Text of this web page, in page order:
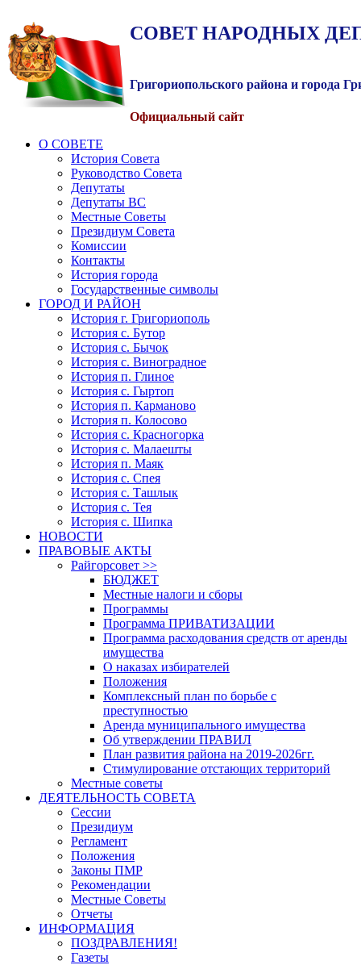
СОВЕТ НАРОДНЫХ
Григориопольского района и города
Официальный сайт
О СОВЕТЕ
История Совета
Руководство Совета
Депутаты
Депутаты ВС
Местные Советы
Президиум Совета
Комиссии
Контакты
История города
Государственные символы
ГОРОД И РАЙОН
История г. Григориополь
История с. Бутор
История с. Бычок
История с. Виноградное
История п. Глиное
История с. Гыртоп
История п. Карманово
История п. Колосово
История с. Красногорка
История с. Малаешты
История п. Маяк
История с. Спея
История с. Ташлык
История с. Тея
История с. Шипка
НОВОСТИ
ПРАВОВЫЕ АКТЫ
Райгорсовет >>
БЮДЖЕТ
Местные налоги и сборы
Программы
Программа ПРИВАТИЗАЦИИ
Программа расходования средств от аренды
имущества
О наказах избирателей
Положения
Комплексный план по борьбе с
преступностью
Аренда муниципального имущества
Об утверждении ПРАВИЛ
План развития района на 2019-2026гг.
Стимулирование отстающих территорий
Местные советы
ДЕЯТЕЛЬНОСТЬ СОВЕТА
Сессии
Президиум
Регламент
Положения
Законы ПМР
Рекомендации
Местные Советы
Отчеты
ИНФОРМАЦИЯ
ПОЗДРАВЛЕНИЯ!
Газеты